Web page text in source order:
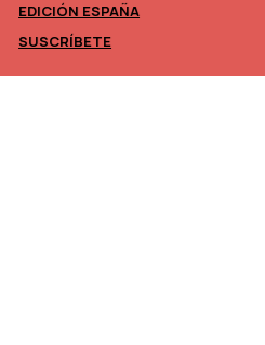
EDICIÓN ESPAÑA
SUSCRÍBETE